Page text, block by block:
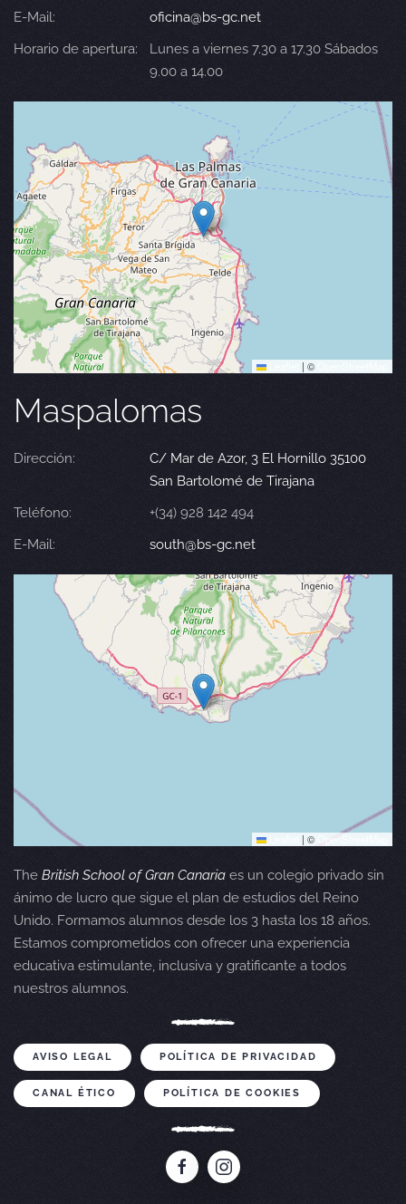
E-Mail:
oficina@bs-gc.net
Horario de apertura:
Lunes a viernes 7.30 a 17.30 Sábados
9.00 a 14.00
| ©
Maspalomas
Dirección:
C/ Mar de Azor, 3 El Hornillo 35100
San Bartolomé de Tirajana
Teléfono:
+(34) 928 142 494
E-Mail:
south@bs-gc.net
| © OpenStreetMap
The British School of Gran Canaria es un colegio privado sin
ánimo de lucro que sigue el plan de estudios del Reino
Unido. Formamos alumnos desde los 3 hasta los 18 años.
Estamos comprometidos con ofrecer una experiencia
educativa estimulante, inclusiva y gratificante a todos
nuestros alumnos.
AVISO LEGAL POLÍTICA DE PRIVACIDAD
CANAL ÉTICO POLÍTICA DE COOKIES